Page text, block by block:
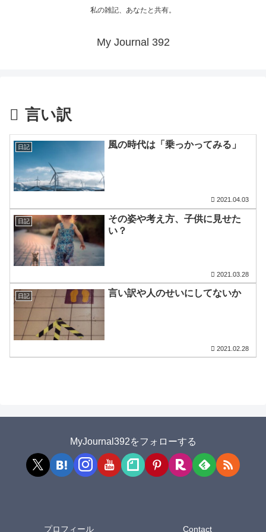
私の雑記、あなたと共有。
My Journal 392
言い訳
日記 風の時代は「乗っかってみる」
2021.04.03
日記
その姿や考え方、子供に見せた
い？
2021.03.28
日記 言い訳や人のせいにしてないか
2021.02.28
MyJournal392をフォローする
プロフィール Contact